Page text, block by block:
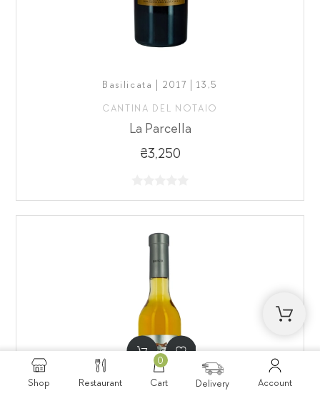
Shop Restaurant Cart
0
Delivery Account
Basilicata | 2017 | 13,5
CANTINA DEL NOTAIO
La Parcella
₴3,250